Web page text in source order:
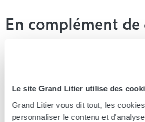
Le site Grand Litier utilise des
Grand Litier vous dit tout, les
personnaliser le contenu et
En complément